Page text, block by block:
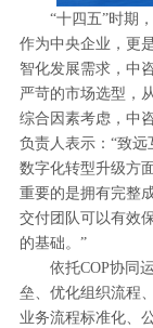
“十四五”时期
作为中央企业，更
智化发展需求，中
严苛的市场选型，
综合因素考虑，中
负责人表示：“致
数字化转型升级方
重要的是拥有完整
交付团队可以有效
的基础。”
依托COP协同
垒、优化组织流程
业务流程标准化、